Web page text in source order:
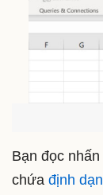
Bạn đọc
chứa định